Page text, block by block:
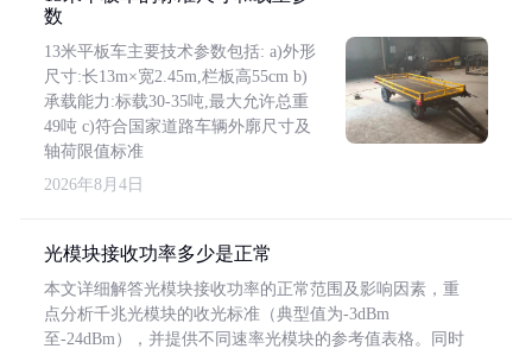
数
13米平板车主要技术参数包括: a)外形
尺寸:长13m×宽2.45m,栏板高55cm b)
承载能力:标载30-35吨,最大允许总重
49吨 c)符合国家道路车辆外廓尺寸及
轴荷限值标准
2026年8月4日
光模块接收功率多少是正常
本文详细解答光模块接收功率的正常范围及影响因素，重
点分析千兆光模块的收光标准（典型值为-3dBm
至-24dBm），并提供不同速率光模块的参考值表格。同时